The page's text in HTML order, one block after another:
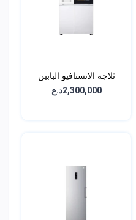
ثلاجة الانستافيو البابين
2,300,000د.ع